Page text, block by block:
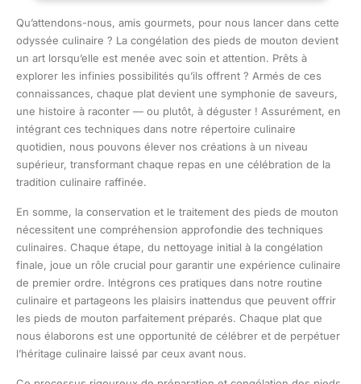
Qu’attendons-nous, amis gourmets, pour nous lancer dans cette
odyssée culinaire ? La congélation des pieds de mouton devient
un art lorsqu’elle est menée avec soin et attention. Prêts à
explorer les infinies possibilités qu’ils offrent ? Armés de ces
connaissances, chaque plat devient une symphonie de saveurs,
une histoire à raconter — ou plutôt, à déguster ! Assurément, en
intégrant ces techniques dans notre répertoire culinaire
quotidien, nous pouvons élever nos créations à un niveau
supérieur, transformant chaque repas en une célébration de la
tradition culinaire raffinée.
En somme, la conservation et le traitement des pieds de mouton
nécessitent une compréhension approfondie des techniques
culinaires. Chaque étape, du nettoyage initial à la congélation
finale, joue un rôle crucial pour garantir une expérience culinaire
de premier ordre. Intégrons ces pratiques dans notre routine
culinaire et partageons les plaisirs inattendus que peuvent offrir
les pieds de mouton parfaitement préparés. Chaque plat que
nous élaborons est une opportunité de célébrer et de perpétuer
l’héritage culinaire laissé par ceux avant nous.